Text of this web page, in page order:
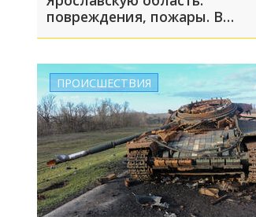
повреждения, пожары. В
Тверской области пострадал
случилось этой ночью
ПРОИСШЕСТВИЯ